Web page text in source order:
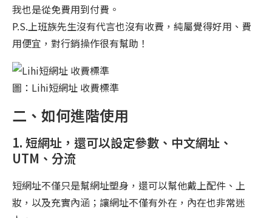
我也是從免費用到付費。
P.S.上班族先生沒有代言也沒有收費，純屬覺得好用、費
用便宜，對行銷操作很有幫助！
圖：Lihi短網址 收費標準
二、如何進階使用
1. 短網址，還可以設定參數、中文網址、
UTM、分流
短網址不僅只是幫網址塑身，還可以幫他戴上配件、上
妝，以及充實內涵；讓網址不僅有外在，內在也非常迷